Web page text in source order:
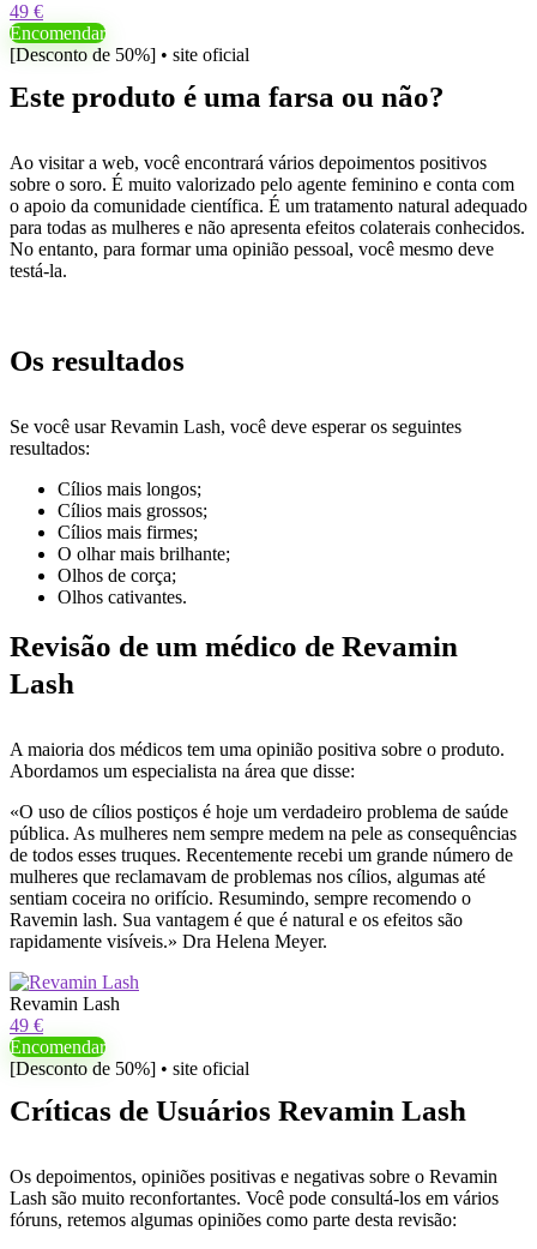
49 €
Encomendar
[Desconto de 50%] • site oficial
Este produto é uma farsa ou não?
Ao visitar a web, você encontrará vários depoimentos positivos
sobre o soro. É muito valorizado pelo agente feminino e conta com
o apoio da comunidade científica. É um tratamento natural adequado
para todas as mulheres e não apresenta efeitos colaterais conhecidos.
No entanto, para formar uma opinião pessoal, você mesmo deve
testá-la.
Os resultados
Se você usar Revamin Lash, você deve esperar os seguintes
resultados:
Cílios mais longos;
Cílios mais grossos;
Cílios mais firmes;
O olhar mais brilhante;
Olhos de corça;
Olhos cativantes.
Revisão de um médico de Revamin
Lash
A maioria dos médicos tem uma opinião positiva sobre o produto.
Abordamos um especialista na área que disse:
«O uso de cílios postiços é hoje um verdadeiro problema de saúde
pública. As mulheres nem sempre medem na pele as consequências
de todos esses truques. Recentemente recebi um grande número de
mulheres que reclamavam de problemas nos cílios, algumas até
sentiam coceira no orifício. Resumindo, sempre recomendo o
Ravemin lash. Sua vantagem é que é natural e os efeitos são
rapidamente visíveis.» Dra Helena Meyer.
Revamin Lash
49 €
Encomendar
[Desconto de 50%] • site oficial
Críticas de Usuários Revamin Lash
Os depoimentos, opiniões positivas e negativas sobre o Revamin
Lash são muito reconfortantes. Você pode consultá-los em vários
fóruns, retemos algumas opiniões como parte desta revisão: